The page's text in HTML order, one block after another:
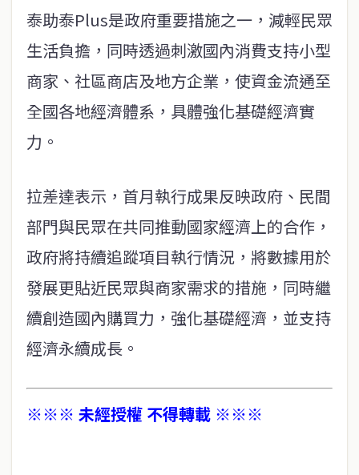
泰助泰Plus是政府重要措施之一，減輕民眾
生活負擔，同時透過刺激國內消費支持小型
商家、社區商店及地方企業，使資金流通至
全國各地經濟體系，具體強化基礎經濟實
力。
拉差達表示，首月執行成果反映政府、民間
部門與民眾在共同推動國家經濟上的合作，
政府將持續追蹤項目執行情況，將數據用於
發展更貼近民眾與商家需求的措施，同時繼
續創造國內購買力，強化基礎經濟，並支持
經濟永續成長。
※※※ 未經授權 不得轉載 ※※※